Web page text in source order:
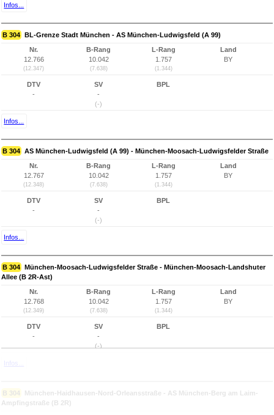
Infos...
B 304 BL-Grenze Stadt München - AS München-Ludwigsfeld (A 99)
Nr.
12.766
(12.347)
B-Rang
10.042
(7.638)
L-Rang
1.757
(1.344)
Land
BY
DTV
-
SV
-
(-)
BPL
Infos...
B 304 AS München-Ludwigsfeld (A 99) - München-Moosach-Ludwigsfelder Straße
Nr.
12.767
(12.348)
B-Rang
10.042
(7.638)
L-Rang
1.757
(1.344)
Land
BY
DTV
-
SV
-
(-)
BPL
Infos...
B 304 München-Moosach-Ludwigsfelder Straße - München-Moosach-Landshuter
Allee (B 2R-Ast)
Nr.
12.768
(12.349)
B-Rang
10.042
(7.638)
L-Rang
1.757
(1.344)
Land
BY
DTV
-
SV
-
(-)
BPL
Infos...
B 304
München-Haidhausen-Nord-Orleansstraße - AS München-Berg am Laim-
Ampfingstraße (B 2R)